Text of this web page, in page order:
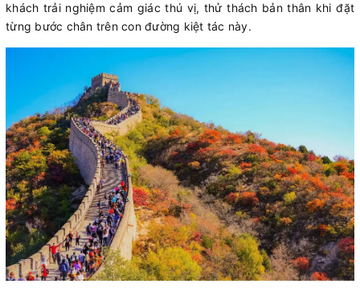
khách trải nghiệm cảm giác thú vị, thử thách bản thân khi đặt
từng bước chân trên con đường kiệt tác này.